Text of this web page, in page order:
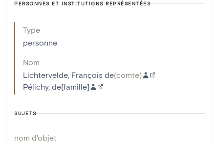
PERSONNES ET INSTITUTIONS REPRÉSENTÉES
Type
personne
Nom
Lichtervelde, François de(comte)
Pélichy, de[famille]
SUJETS
nom d'objet